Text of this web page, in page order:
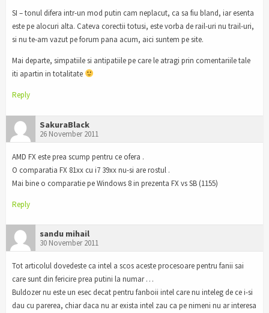
SI – tonul difera intr-un mod putin cam neplacut, ca sa fiu bland, iar esenta
este pe alocuri alta. Cateva corectii totusi, este vorba de rail-uri nu trail-uri,
si nu te-am vazut pe forum pana acum, aici suntem pe site.
Mai departe, simpatiile si antipatiile pe care le atragi prin comentariile tale
iti apartin in totalitate
Reply
SakuraBlack
26 November 2011
AMD FX este prea scump pentru ce ofera .
O comparatia FX 81xx cu i7 39xx nu-si are rostul .
Mai bine o comparatie pe Windows 8 in prezenta FX vs SB (1155)
Reply
sandu mihail
30 November 2011
Tot articolul dovedeste ca intel a scos aceste procesoare pentru fanii sai
care sunt din fericire prea putini la numar …
Buldozer nu este un esec decat pentru fanboii intel care nu inteleg de ce i-si
dau cu parerea, chiar daca nu ar exista intel zau ca pe nimeni nu ar interesa